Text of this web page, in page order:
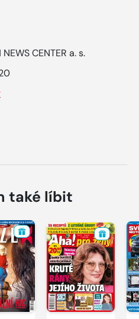
NEWS CENTER a. s.
také líbit